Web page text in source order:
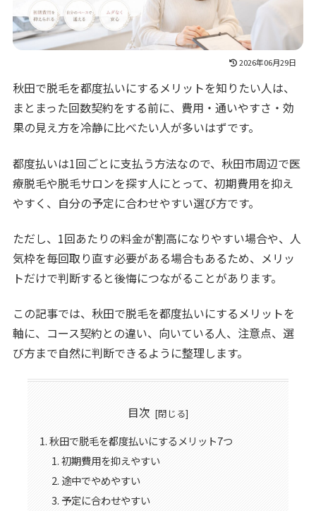
2026年06月29日
秋田で脱毛を都度払いにするメリットを知りたい人は、
まとまった回数契約をする前に、費用・通いやすさ・効
果の見え方を冷静に比べたい人が多いはずです。
都度払いは1回ごとに支払う方法なので、秋田市周辺で医
療脱毛や脱毛サロンを探す人にとって、初期費用を抑え
やすく、自分の予定に合わせやすい選び方です。
ただし、1回あたりの料金が割高になりやすい場合や、人
気枠を毎回取り直す必要がある場合もあるため、メリッ
トだけで判断すると後悔につながることがあります。
この記事では、秋田で脱毛を都度払いにするメリットを
軸に、コース契約との違い、向いている人、注意点、選
び方まで自然に判断できるように整理します。
目次
秋田で脱毛を都度払いにするメリット7つ
初期費用を抑えやすい
途中でやめやすい
予定に合わせやすい